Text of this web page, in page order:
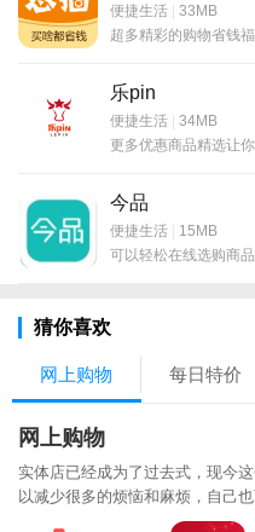
便捷生活 | 33MB
超多精彩的购物省钱
乐pin
便捷生活 | 34MB
更多优惠商品精选让你
今品
便捷生活 | 15MB
可以轻松在线选购商品
猜你喜欢
网上购物 每日特价
网上购物
实体店已经成为了过去式，现今
以减少很多的烦恼和麻烦，自己